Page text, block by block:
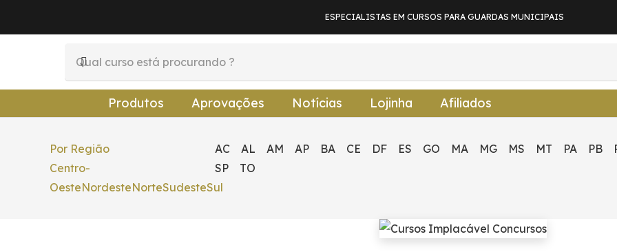
ESPECIALISTAS EM CURSOS PARA GUARDAS MUNICIPAIS
Produtos Aprovações Notícias Lojinha Afiliados
Por Região
Centro-
OesteNordesteNorteSudesteSul
AC AL AM AP BA CE DF ES GO MA MG MS MT PA PB
SP
TO